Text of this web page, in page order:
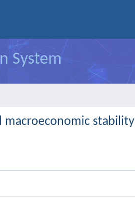
System
macroeconomic stability